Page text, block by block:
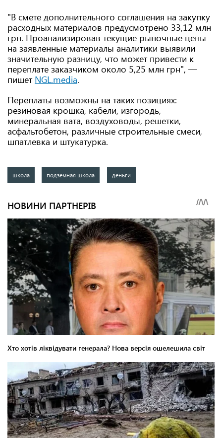
"В смете дополнительного соглашения на закупку
расходных материалов предусмотрено 33,12 млн
грн. Проанализировав текущие рыночные цены
на заявленные материалы аналитики выявили
значительную разницу, что может привести к
переплате заказчиком около 5,25 млн грн", —
пишет NGL.media.
Переплаты возможны на таких позициях:
резиновая крошка, кабели, изгородь,
минеральная вата, воздуховоды, решетки,
асфальтобетон, различные строительные смеси,
шпатлевка и штукатурка.
школа подземная школа деньги